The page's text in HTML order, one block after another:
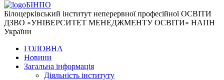
БІНПО
Білоцерківський інститут неперервної професійної ОСВІТИ
ДЗВО «УНІВЕРСИТЕТ МЕНЕДЖМЕНТУ ОСВІТИ» НАПН
України
ГОЛОВНА
Новини
Загальна інформація
Діяльність інституту